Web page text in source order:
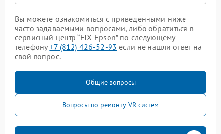
Вы можете ознакомиться с приведенными ниже
часто задаваемыми вопросами, либо обратиться в
сервисный центр “FIX-Epson” по следующему
телефону+7 (812) 426-52-93 если не нашли ответ на
свой вопрос.
Общие вопросы
Вопросы по ремонту VR систем